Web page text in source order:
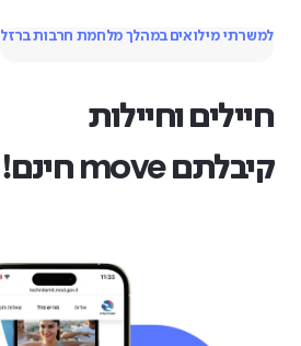
למשרתי מילואים במהלך מלחמת חרבות ברזל
חיילים וחיילות
קיבלתם move חינם!